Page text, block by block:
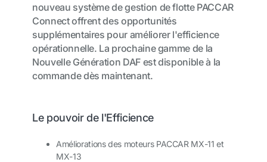
nouveau système de gestion de flotte PACCAR
Connect offrent des opportunités
supplémentaires pour améliorer l'efficience
opérationnelle. La prochaine gamme de la
Nouvelle Génération DAF est disponible à la
commande dès maintenant.
Le pouvoir de l'Efficience
Améliorations des moteurs PACCAR MX-11 et
MX-13